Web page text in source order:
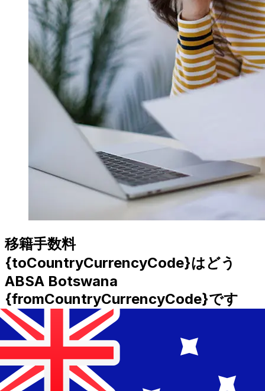
移籍手数料
{toCountryCurrencyCode}はどう
ABSA Botswana
{fromCountryCurrencyCode}です
か?
BWP年からAUDへの国際送金コストABSA Botswana送金
額などの要因によって異なります。通常、大きな送金は手数
料が低く、為替レートも良いです。Xeと ABSA Botswana
手数料を比較するために比較表を確認してください。